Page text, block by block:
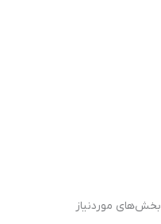
بخش‌های موردنیاز